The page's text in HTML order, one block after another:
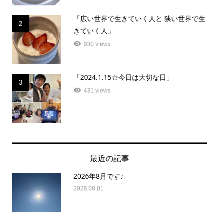
2
「広い世界で生きていく人と 狭い世界で生
きていく人」
930 views
3
「2024.1.15☆今日は大切な日」
431 views
最近の記事
2026年8月です♪
2026.08.01